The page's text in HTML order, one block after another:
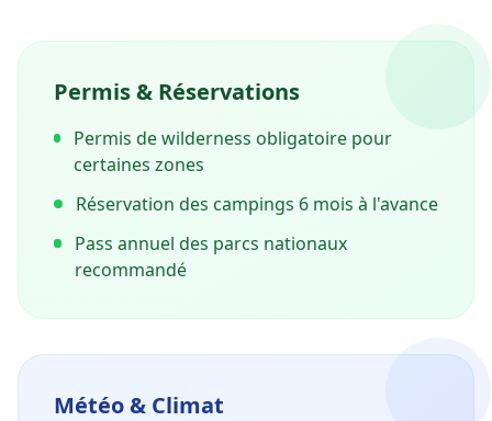
Permis & Réservations
Permis de wilderness obligatoire pour
certaines zones
Réservation des campings 6 mois à l'avance
Pass annuel des parcs nationaux
recommandé
Météo & Climat